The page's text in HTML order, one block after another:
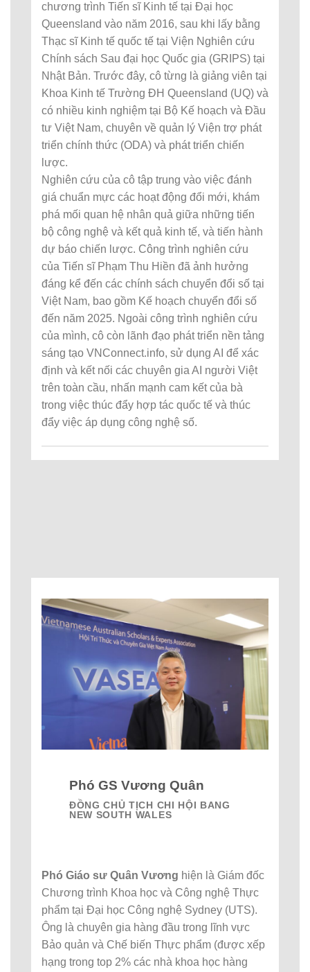
chương trình Tiến sĩ Kinh tế tại Đại học
Queensland vào năm 2016, sau khi lấy bằng
Thạc sĩ Kinh tế quốc tế tại Viện Nghiên cứu
Chính sách Sau đại học Quốc gia (GRIPS) tại
Nhật Bản. Trước đây, cô từng là giảng viên tại
Khoa Kinh tế Trường ĐH Queensland (UQ) và
có nhiều kinh nghiệm tại Bộ Kế hoạch và Đầu
tư Việt Nam, chuyên về quản lý Viện trợ phát
triển chính thức (ODA) và phát triển chiến
lược.
Nghiên cứu của cô tập trung vào việc đánh
giá chuẩn mực các hoạt động đổi mới, khám
phá mối quan hệ nhân quả giữa những tiến
bộ công nghệ và kết quả kinh tế, và tiến hành
dự báo chiến lược. Công trình nghiên cứu
của Tiến sĩ Phạm Thu Hiền đã ảnh hưởng
đáng kể đến các chính sách chuyển đổi số tại
Việt Nam, bao gồm Kế hoạch chuyển đổi số
đến năm 2025. Ngoài công trình nghiên cứu
của mình, cô còn lãnh đạo phát triển nền tảng
sáng tạo VNConnect.info, sử dụng AI để xác
định và kết nối các chuyên gia AI người Việt
trên toàn cầu, nhấn mạnh cam kết của bà
trong việc thúc đẩy hợp tác quốc tế và thúc
đẩy việc áp dụng công nghệ số.
Phó GS Vương Quân
ĐỒNG CHỦ TỊCH CHI HỘI BANG
NEW SOUTH WALES
Phó Giáo sư Quân Vương hiện là Giám đốc
Chương trình Khoa học và Công nghệ Thực
phẩm tại Đại học Công nghệ Sydney (UTS).
Ông là chuyên gia hàng đầu trong lĩnh vực
Bảo quản và Chế biến Thực phẩm (được xếp
hạng trong top 2% các nhà khoa học hàng